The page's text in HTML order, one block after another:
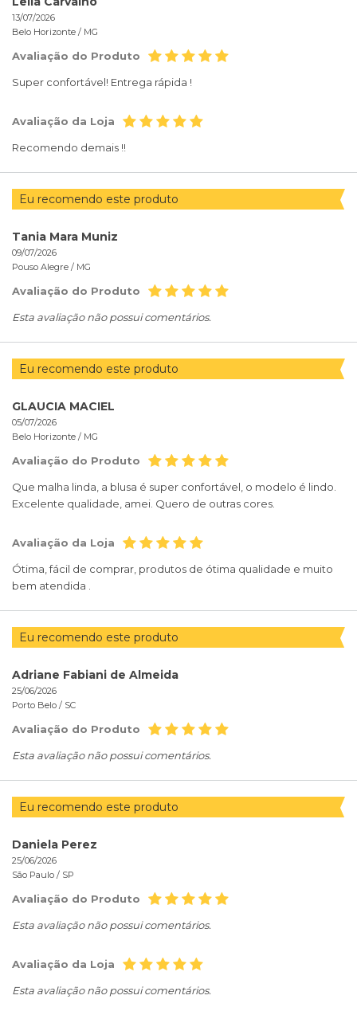
13/07/2026
Belo Horizonte / MG
Avaliação do Produto
Super confortável! Entrega rápida !
Avaliação da Loja
Recomendo demais !!
Eu recomendo este produto
Tania Mara Muniz
09/07/2026
Pouso Alegre / MG
Avaliação do Produto
Esta avaliação não possui comentários.
Eu recomendo este produto
GLAUCIA MACIEL
05/07/2026
Belo Horizonte / MG
Avaliação do Produto
Que malha linda, a blusa é super confortável, o modelo é lindo.
Excelente qualidade, amei. Quero de outras cores.
Avaliação da Loja
Ótima, fácil de comprar, produtos de ótima qualidade e muito
bem atendida .
Eu recomendo este produto
Adriane Fabiani de Almeida
25/06/2026
Porto Belo / SC
Avaliação do Produto
Esta avaliação não possui comentários.
Eu recomendo este produto
Daniela Perez
25/06/2026
São Paulo / SP
Avaliação do Produto
Esta avaliação não possui comentários.
Avaliação da Loja
Esta avaliação não possui comentários.